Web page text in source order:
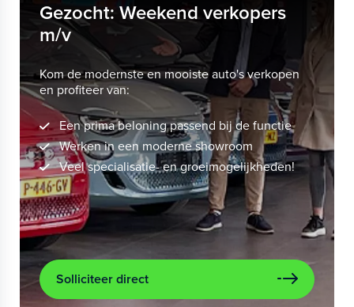
Gezocht: Weekend verkopers
m/v
Kom de modernste en mooiste auto's verkopen
en profiteer van:
Een prima beloning passend bij de functie
Werken in een moderne showroom
Veel specialisatie- en groeimogelijkheden!
Solliciteer direct